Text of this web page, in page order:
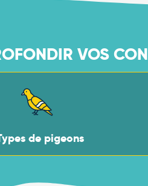
VOS
de pigeons